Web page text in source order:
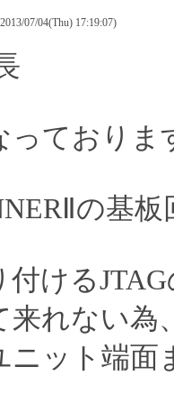
07/04(Thu) 17:19:07)
っておりま
の基
付ける
来れない為
ニット端面